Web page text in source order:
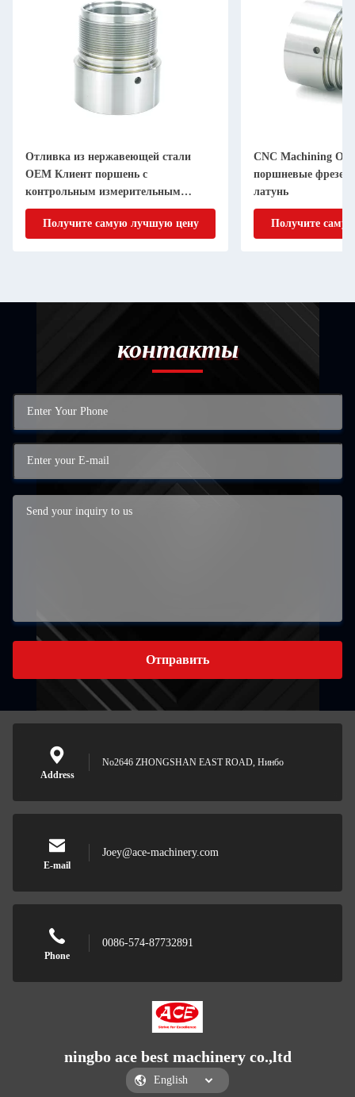
Отливка из нержавеющей стали
OEM Клиент поршень с
контрольным измерительным
инструментом
Получите самую лучшую цену
CNC Machining
поршневые
латунь
Получите
контакты
Отправить
Address
No2646 ZHONGSHAN EAST ROAD, Нинбо
E-mail
Joey@ace-machinery.com
Phone
0086-574-87732891
ningbo ace best machinery co.,ltd